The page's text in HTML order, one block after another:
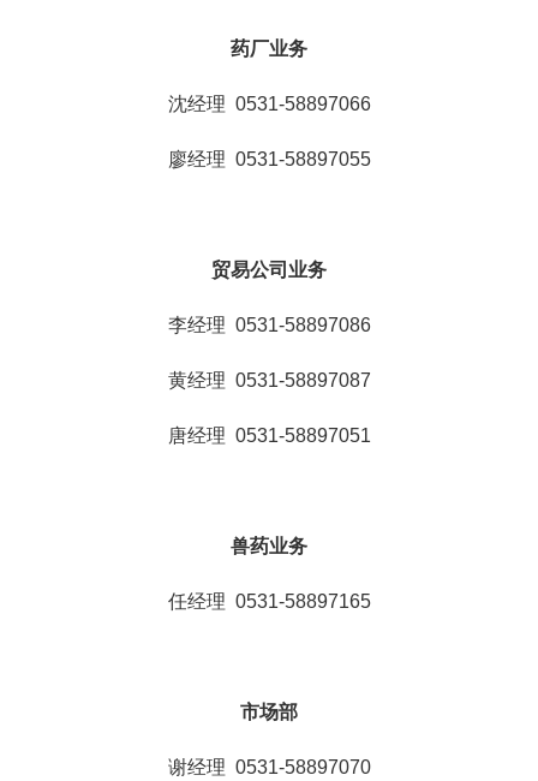
药厂业务
沈经理 0531-58897066
廖经理 0531-58897055
贸易公司业务
李经理 0531-58897086
黄经理 0531-58897087
唐经理 0531-58897051
兽药业务
任经理 0531-58897165
市场部
谢经理 0531-58897070